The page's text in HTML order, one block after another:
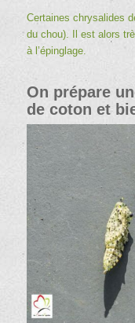
Certaines chrysalides
du chou). Il est alors
à l’épinglage.
On prépare
de coton et